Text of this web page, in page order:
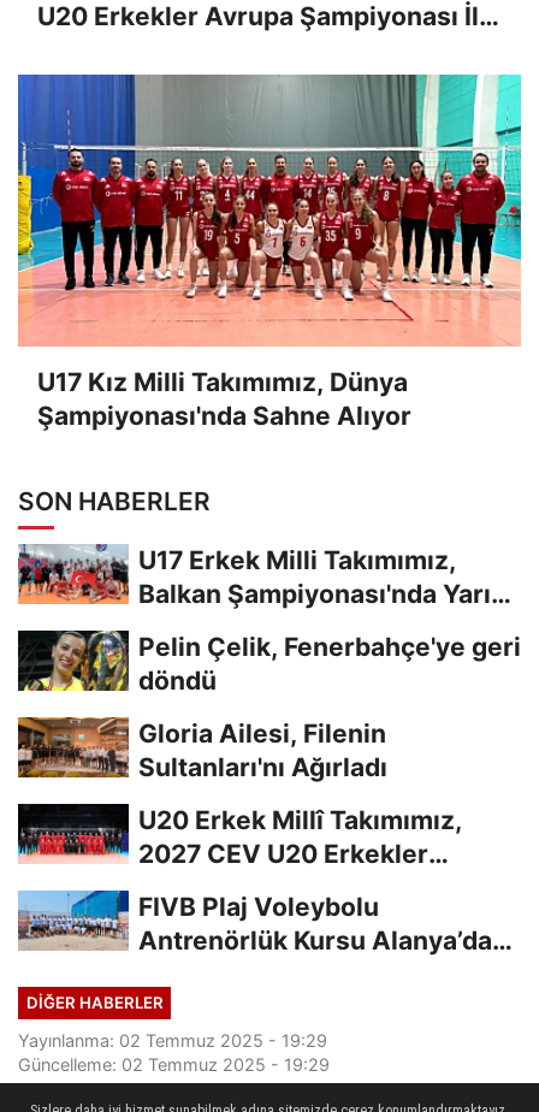
U20 Erkekler Avrupa Şampiyonası İlk
U17 Kız Milli Takımımız, Dünya
Şampiyonası'nda Sahne Alıyor
SON HABERLER
U17 Erkek Milli Takımımız,
Balkan Şampiyonası'nda Yarı
Pelin Çelik, Fenerbahçe'ye geri
döndü
Gloria Ailesi, Filenin
Sultanları'nı Ağırladı
U20 Erkek Millî Takımımız,
2027 CEV U20 Erkekler
FIVB Plaj Voleybolu
Antrenörlük Kursu Alanya’da
DIĞER HABERLER
Yayınlanma: 02 Temmuz 2025 - 19:29
Güncelleme: 02 Temmuz 2025 - 19:29